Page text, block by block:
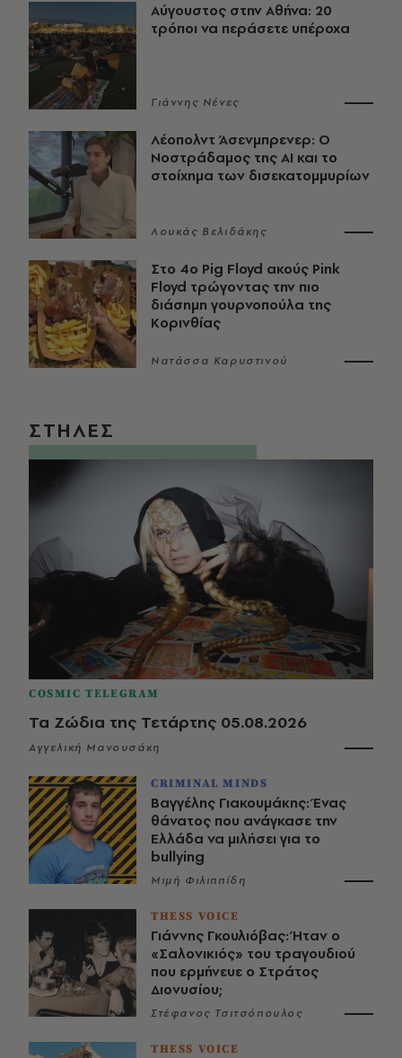
Αύγουστος στην Αθήνα: 20
τρόποι να περάσετε υπέροχα
Γιάννης Νένες
Λέοπολντ Άσενμπρενερ: Ο
Νοστράδαμος της AI και το
στοίχημα των δισεκατομμυρίων
Λουκάς Βελιδάκης
Στο 4ο Pig Floyd ακούς Pink
Floyd τρώγοντας την πιο
διάσημη γουρνοπούλα της
Κορινθίας
Νατάσσα Καρυστινού
ΣΤΗΛΕΣ
COSMIC TELEGRAM
Τα Ζώδια της Τετάρτης 05.08.2026
Αγγελική Μανουσάκη
CRIMINAL MINDS
Βαγγέλης Γιακουμάκης: Ένας
θάνατος που ανάγκασε την
Ελλάδα να μιλήσει για το
bullying
Μιμή Φιλιππίδη
THESS VOICE
Γιάννης Γκουλιόβας: Ήταν ο
«Σαλονικιός» του τραγουδιού
που ερμήνευε ο Στράτος
Διονυσίου;
Στέφανος Τσιτσόπουλος
THESS VOICE